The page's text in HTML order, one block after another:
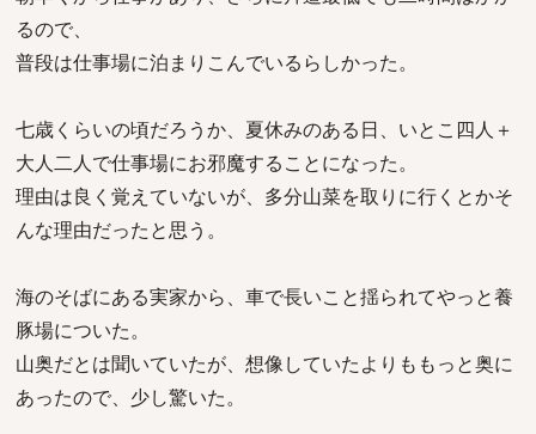
るので、
普段は仕事場に泊まりこんでいるらしかった。
七歳くらいの頃だろうか、夏休みのある日、いとこ四人＋
大人二人で仕事場にお邪魔することになった。
理由は良く覚えていないが、多分山菜を取りに行くとかそ
んな理由だったと思う。
海のそばにある実家から、車で長いこと揺られてやっと養
豚場についた。
山奥だとは聞いていたが、想像していたよりももっと奥に
あったので、少し驚いた。